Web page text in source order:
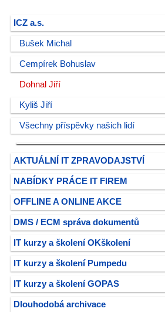
ICZ a.s.
Bušek Michal
Cempírek Bohuslav
Dohnal Jiří
Kyliš Jiří
Všechny příspěvky našich lidí
AKTUÁLNÍ IT ZPRAVODAJSTVÍ
NABÍDKY PRÁCE IT FIREM
OFFLINE A ONLINE AKCE
DMS / ECM správa dokumentů
IT kurzy a školení OKškolení
IT kurzy a školení Pumpedu
IT kurzy a školení GOPAS
Dlouhodobá archivace